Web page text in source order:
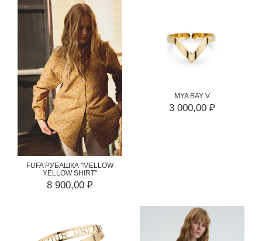
FUFA РУБАШКА "MELLOW
YELLOW SHIRT"
8 900,00 ₽
MYA BAY V
3 000,00 ₽